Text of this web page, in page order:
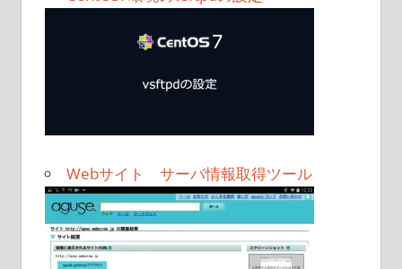
Webサイト サーバ情報取得ツール